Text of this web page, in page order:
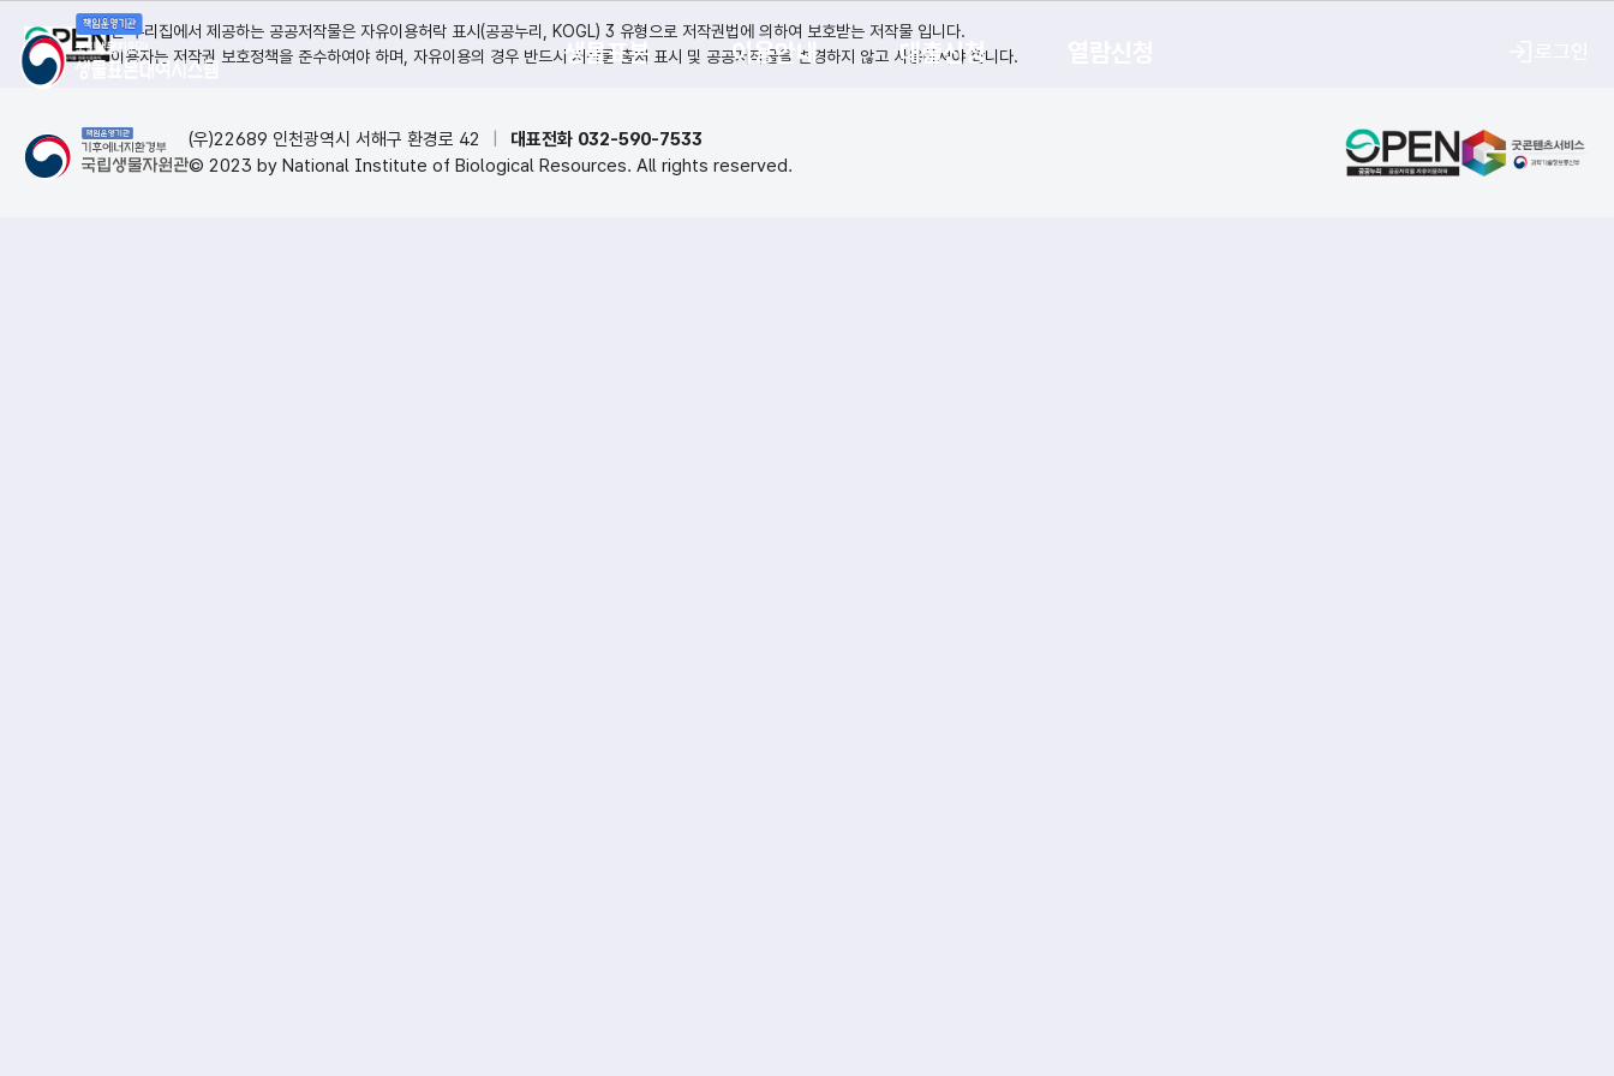
생물표본 이용안내 대출신청
본 누리집에서 제공하는 공공저작물은 자유이용허락 표시(공공누리, KOGL) 3 유형으로 저작권법에 의하여 보호받는 저작물 입니다.
이용자는 저작권 보호정책을 준수하여야 하며, 자유이용의 경우 반드시 저작물 출처 표시 및 공공저작물을 변경하지 않고 사용하셔야 합니다.
(우)22689 인천광역시 서해구 환경로 42
대표전화 032-590-7533
© 2023 by National Institute of Biological Resources. All rights reserved.